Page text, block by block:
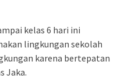
kelas 6 hari ini
lingkungan sekolah
karena bertepatan
Jaka.